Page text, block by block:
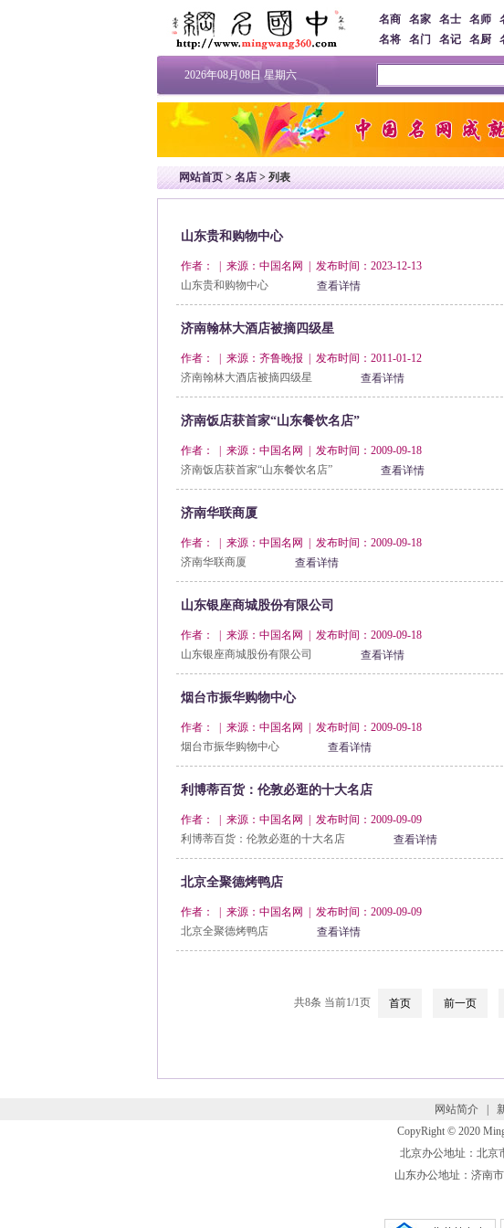
名商 名家 名士 名师
名将
名门 名记 名厨
2026年08月08日 星期六
网站首页 > 名店 > 列表
山东贵和购物中心
作者： | 来源：中国名网 | 发布时间：2023-12-13
山东贵和购物中心
查看详情
济南翰林大酒店被摘四级星
作者： | 来源：齐鲁晚报 | 发布时间：2011-01-12
济南翰林大酒店被摘四级星
查看详情
济南饭店获首家“山东餐饮名店”
作者： | 来源：中国名网 | 发布时间：2009-09-18
济南饭店获首家“山东餐饮名店”
查看详情
济南华联商厦
作者： | 来源：中国名网 | 发布时间：2009-09-18
济南华联商厦
查看详情
山东银座商城股份有限公司
作者： | 来源：中国名网 | 发布时间：2009-09-18
山东银座商城股份有限公司
查看详情
烟台市振华购物中心
作者： | 来源：中国名网 | 发布时间：2009-09-18
烟台市振华购物中心
查看详情
利博蒂百货：伦敦必逛的十大名店
作者： | 来源：中国名网 | 发布时间：2009-09-09
利博蒂百货：伦敦必逛的十大名店
查看详情
北京全聚德烤鸭店
作者： | 来源：中国名网 | 发布时间：2009-09-09
北京全聚德烤鸭店
查看详情
共8条 当前1/1页 首页 前一页
网站简介|
CopyRight © 2020
北京办公地址：北京
山东办公地址：济南